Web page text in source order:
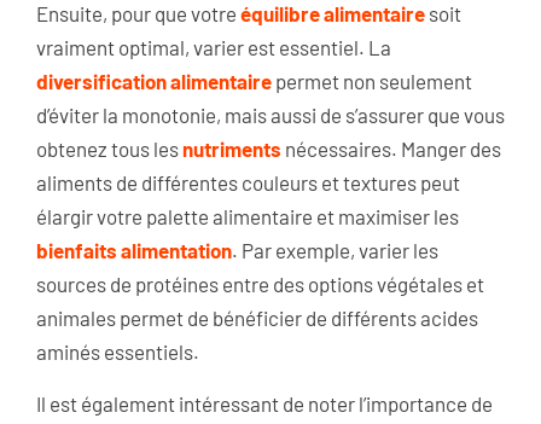
Ensuite, pour que votre équilibre alimentaire soit
vraiment optimal, varier est essentiel. La
diversification alimentaire permet non seulement
d’éviter la monotonie, mais aussi de s’assurer que vous
obtenez tous lesnutriments nécessaires. Manger des
aliments de différentes couleurs et textures peut
élargir votre palette alimentaire et maximiser les
bienfaits alimentation. Par exemple, varier les
sources de protéines entre des options végétales et
animales permet de bénéficier de différents acides
aminés essentiels.
Il est également intéressant de noter l’importance de